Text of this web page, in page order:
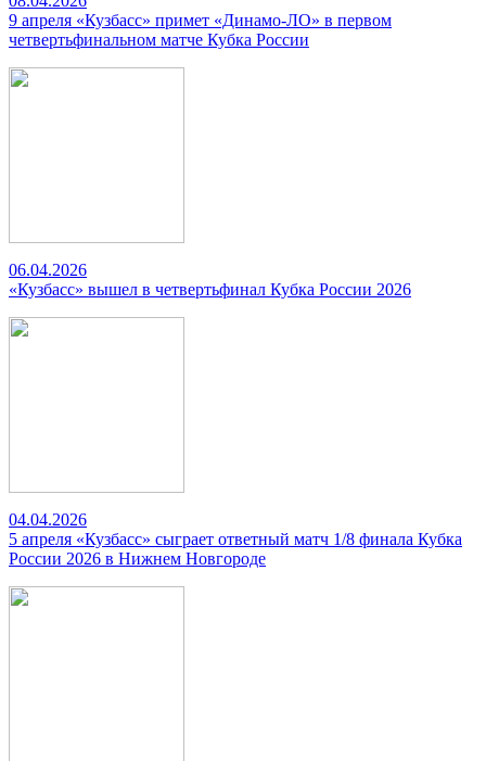
9 апреля «Кузбасс» примет «Динамо-ЛО» в первом
четвертьфинальном матче Кубка России
06.04.2026
«Кузбасс» вышел в четвертьфинал Кубка России 2026
04.04.2026
5 апреля «Кузбасс» сыграет ответный матч 1/8 финала Кубка
России 2026 в Нижнем Новгороде